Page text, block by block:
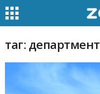
таг: департмент